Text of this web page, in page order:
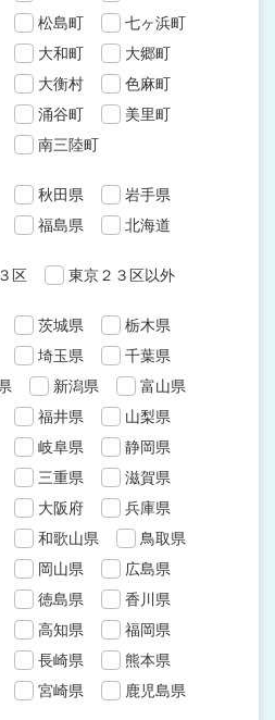
松島町
七ヶ浜町
大和町
大郷町
大衡村
色麻町
涌谷町
美里町
南三陸町
秋田県
岩手県
福島県 北海道
区 東京２３区以外
茨城県
栃木県
埼玉県
千葉県
新潟県
富山県
福井県
山梨県
岐阜県
静岡県
三重県
滋賀県
大阪府
兵庫県
和歌山県
鳥取県
岡山県
広島県
徳島県
香川県
高知県
福岡県
長崎県
熊本県
宮崎県
鹿児島県